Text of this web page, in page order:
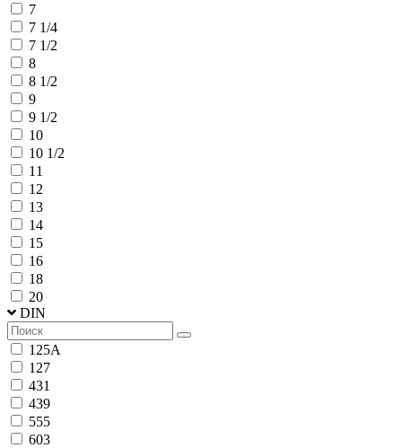
7
7 1/4
7 1/2
8
8 1/2
9
9 1/2
10
10 1/2
11
12
13
14
15
16
18
20
DIN
125A
127
431
439
555
603